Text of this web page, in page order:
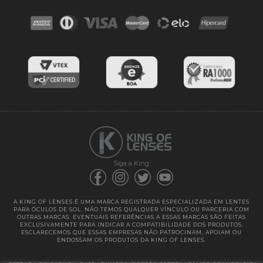
Blog
Cores das lentes
Entregas
Siga a King:
A KING OF LENSES É UMA MARCA REGISTRADA ESPECIALIZADA EM LENTES
PARA ÓCULOS DE SOL. NÃO TEMOS QUALQUER VÍNCULO OU PARCERIA COM
OUTRAS MARCAS. EVENTUAIS REFERÊNCIAS A ESSAS MARCAS SÃO FEITAS
EXCLUSIVAMENTE PARA INDICAR A COMPATIBILIDADE DOS PRODUTOS.
ESCLARECEMOS QUE ESSAS EMPRESAS NÃO PATROCINAM, APOIAM OU
ENDOSSAM OS PRODUTOS DA KING OF LENSES.